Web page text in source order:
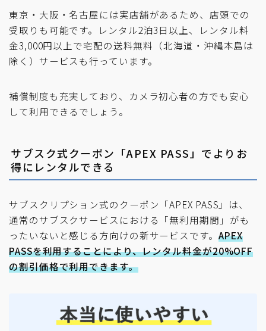
東京・大阪・名古屋には実店舗があるため、店頭での
受取りも可能です。レンタル2泊3日以上、レンタル料
金3,000円以上で宅配の送料無料（北海道・沖縄本島は
除く）サービスも行っています。
補償制度も充実しており、カメラ初心者の方でも安心
して利用できるでしょう。
サブスク式クーポン「APEX PASS」でよりお
得にレンタルできる
サブスクリプション式のクーポン「APEX PASS」は、
通常のサブスクサービスにおける「無利用期間」がも
ったいないと感じる方向けの新サービスです。 APEX
PASSを利用することにより、レンタル料金が20%OFF
の割引価格で利用できます。